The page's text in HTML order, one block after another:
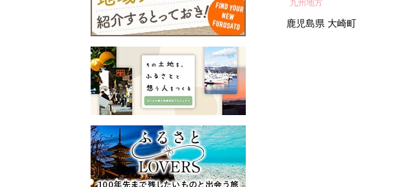
め、駅から青山剛昌ふるさ
と館までの約1.4kmを「コナ
クターのブロンズ像やカラ
ーオブジェが点在するなど
「名探偵コナンに会えるま
ち」づくりを進めていま
町を応援していただけるみ
なさまと一緒に持続可能な
まちづくりを進めていきま
近畿地方
滋賀県
気 おすすめ 鹿児島県 大崎
町 大隅半島 A703
九州地方
鹿児島県 大崎町